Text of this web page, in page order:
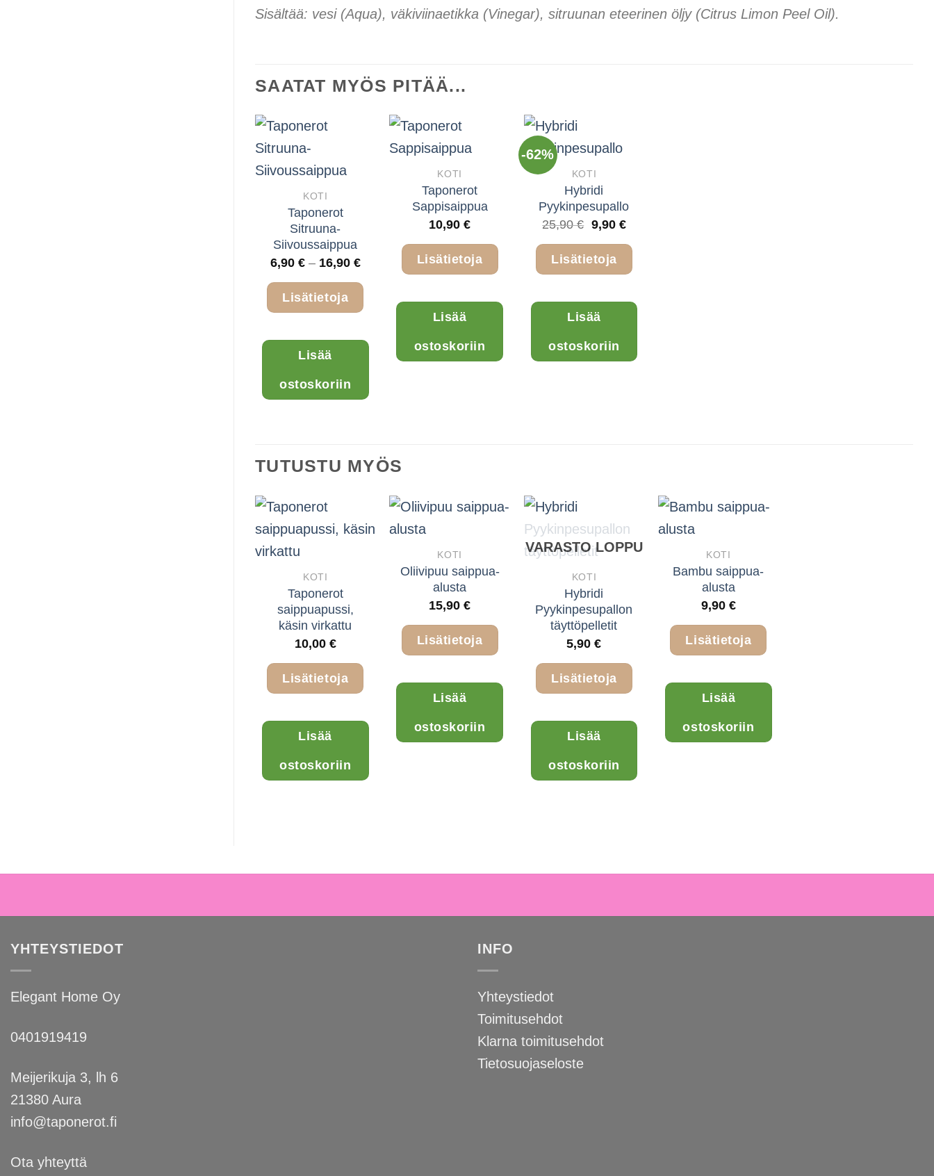
Sisältää: vesi (Aqua), väkiviinaetikka (Vinegar), sitruunan eteerinen öljy (Citrus Limon Peel Oil).
SAATAT MYÖS PITÄÄ...
KOTI
Taponerot
Sitruuna-
Siivoussaippua
6,90 € – 16,90 €Hintaluokka:
-
16,90 €
Lisätietoja
Lisää
ostoskoriin
tuotteella
useampi
tehdä
valinnat
tuotteen
KOTI
Taponerot
Sappisaippua
10,90€
Lisätietoja
Lisää
ostoskoriin
-62%
KOTI
Hybridi
Pyykinpesupallo
25,90€ Alkuperäinen
oli:
25,90 €.
9,90 €Nykyinen
on:
Lisätietoja
Lisää
ostoskoriin
TUTUSTU MYÖS
KOTI
Taponerot
saippuapussi,
käsin virkattu
10,00 €
Lisätietoja
Lisää
ostoskoriin
tuotteella
useampi
tuotteen
KOTI
Oliivipuu saippua-
alusta
15,90€
Lisätietoja
Lisää
ostoskoriin
VARASTO LOPPU
KOTI
Hybridi
Pyykinpesupallon
täyttöpelletit
5,90€
Lisätietoja
Lisää
ostoskoriin
KOTI
Bambu saippua-
alusta
9,90 €
Lisätietoja
Lisää
ostoskoriin
YHTEYSTIEDOT
Elegant Home Oy
0401919419
Meijerikuja 3, lh 6
21380 Aura
info@taponerot.fi
Ota yhteyttä
INFO
Yhteystiedot
Toimitusehdot
Klarna toimitusehdot
Tietosuojaseloste